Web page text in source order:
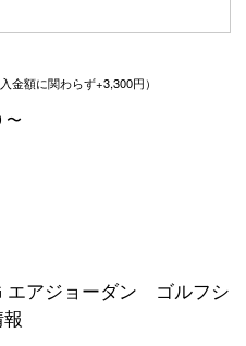
金額に関わらず+3,300円）
〜
エアジョーダン ゴルフシ